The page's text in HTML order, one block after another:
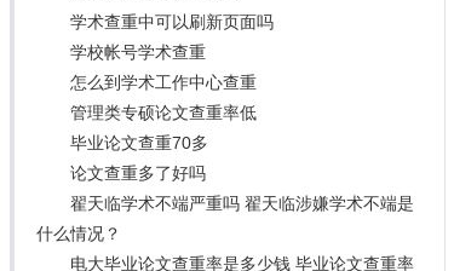
学术查重中可以刷新页面吗
学校帐号学术查重
怎么到学术工作中心查重
管理类专硕论文查重率低
毕业论文查重70多
论文查重多了好吗
翟天临学术不端严重吗 翟天临涉嫌学术不端是
什么情况？
电大毕业论文查重率是多少钱 毕业论文查重率